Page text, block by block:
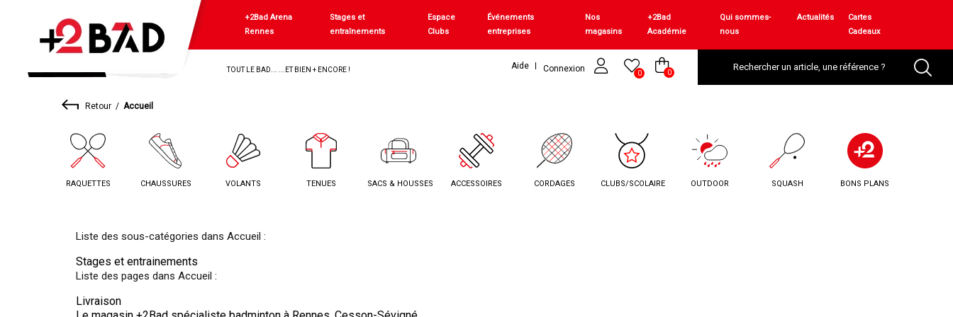
+2Bad Arena
Rennes
Stages et
entraînements
Espace
Clubs
Événements
entreprises
Nos
magasins
+2Bad
Académie
Qui sommes-
nous
Actualités
Cartes
Cadeaux
TOUT LE BAD... ...ET BIEN + ENCORE ! Aide Connexion 0 0
Retour Accueil
RAQUETTES CHAUSSURES VOLANTS TENUES SACS & HOUSSES ACCESSOIRES CORDAGES CLUBS/SCOLAIRE OUTDOOR SQUASH BONS PLANS
Liste des sous-catégories dans Accueil :
Stages et entrainements
Liste des pages dans Accueil :
Livraison